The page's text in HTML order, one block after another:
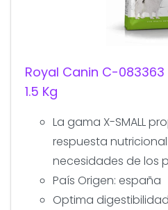
Royal Canin C-083363
1.5 Kg
La gama X-SMALL
respuesta
necesidades de los
País Origen: españa
Optima